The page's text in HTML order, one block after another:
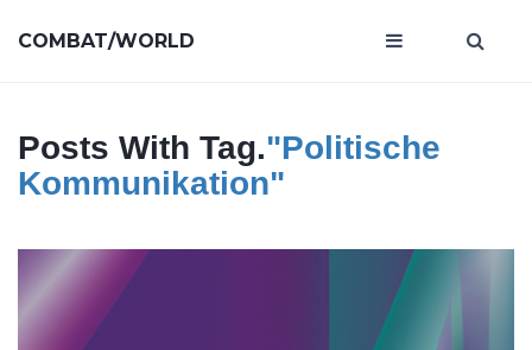
COMBAT/WORLD
Posts With Tag."politische
Kommunikation"